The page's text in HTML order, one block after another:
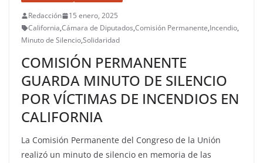
Redacción
15 enero, 2025
California,Cámara de Diputados,Comisión Permanente,Incendio,
Minuto de Silencio,Solidaridad
COMISIÓN PERMANENTE
GUARDA MINUTO DE SILENCIO
POR VÍCTIMAS DE INCENDIOS EN
CALIFORNIA
La Comisión Permanente del Congreso de la Unión
realizó un minuto de silencio en memoria de las